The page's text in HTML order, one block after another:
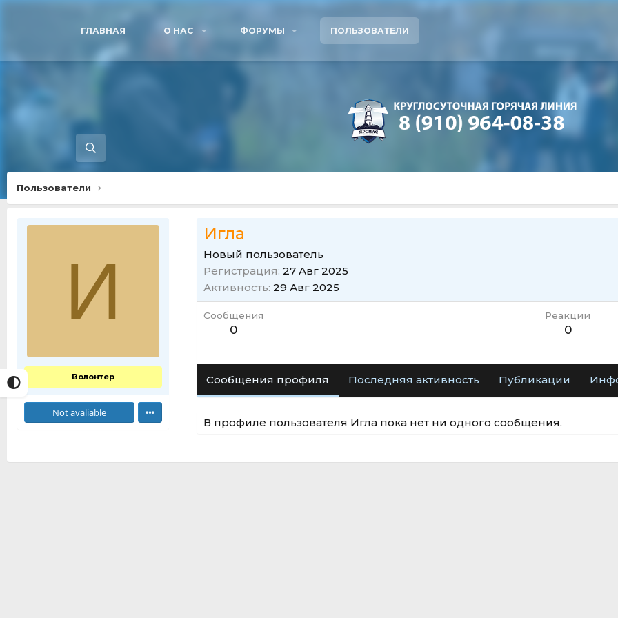
ГЛАВНАЯ О НАС ФОРУМЫ ПОЛЬЗОВАТЕЛИ
Пользователи
И
Волонтер
Not avaliable
Игла
Новый пользователь
Регистрация 27 Авг 2025
Активность 29 Авг 2025
Сообщения
0
Реакции
0
Сообщения профиля Последняя активность Публикации
В профиле пользователя Игла пока нет ни одного сообщения.